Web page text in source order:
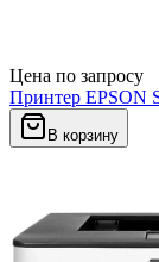
Цена по запросу
Принтер EPSON
В корзину